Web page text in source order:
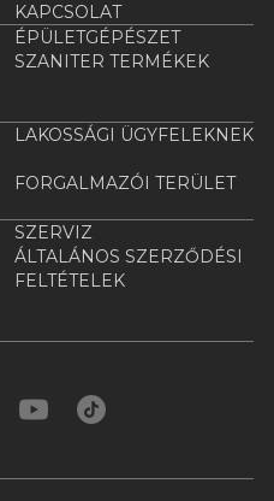
KAPCSOLAT
ÉPÜLETGÉPÉSZET
SZANITER TERMÉKEK
LAKOSSÁGI ÜGYFELEKNEK
FORGALMAZÓI TERÜLET
SZERVIZ
ÁLTALÁNOS SZERZŐDÉSI
FELTÉTELEK